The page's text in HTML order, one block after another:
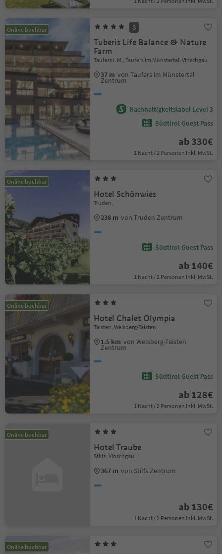
Online buchbar S
Tuberis Life Balance & Nature
Farm
Taufers i. M., Taufers im Münstertal, Vinschgau
37 m von Taufers im Münstertal
Zentrum
Nachhaltigkeitslabel Level 3
Südtirol Guest Pass
ab 330€
1 Nacht / 2 Personen Inkl. MwSt.
Online buchbar
Hotel Schönwies
Truden,
238 m von Truden Zentrum
Südtirol Guest Pass
ab 140€
1 Nacht / 2 Personen Inkl. MwSt.
Online buchbar
Hotel Chalet Olympia
Taisten, Welsberg-Taisten,
1.5 km von Welsberg-Taisten
Zentrum
Südtirol Guest Pass
ab 128€
1 Nacht / 2 Personen Inkl. MwSt.
Online buchbar
Hotel Traube
Stilfs, Vinschgau
367 m von Stilfs Zentrum
ab 130€
1 Nacht / 2 Personen Inkl. MwSt.
Online buchbar